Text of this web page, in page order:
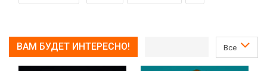
Все
ВАМ БУДЕТ ИНТЕРЕСНО!